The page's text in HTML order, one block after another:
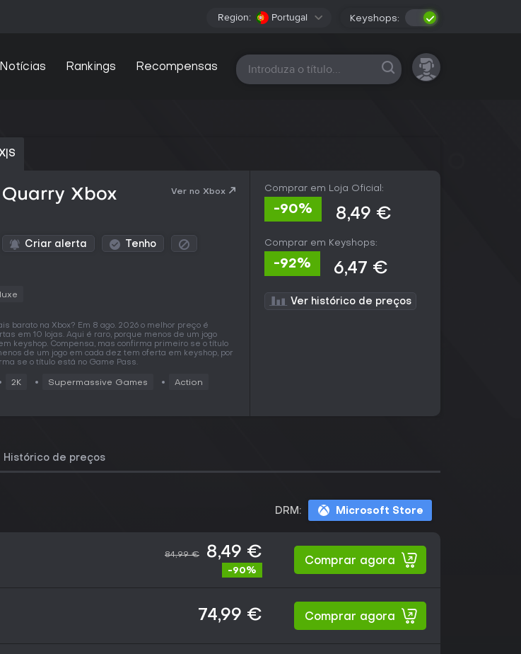
Region: Portugal Keyshops:
Notícias Rankings Recompensas Todas as plataformas
Xbox
Ver no Xbox
Criar alerta Tenho
barato na Xbox? Em 8 ago. 2026 o melhor preço é
em 10 lojas. Aqui é raro, porque menos de um jogo
keyshop. Compensa, mas confirma primeiro se o título
de um jogo em cada dez tem oferta em keyshop, por
se o título está no Game Pass.
2K Supermassive Games Action
Comprar em Loja Oficial:
-90% 8,49 €
Comprar em Keyshops:
-92% 6,47 €
Ver histórico de preços
Histórico de preços
DRM: Microsoft Store
84,99 € 8,49 €
-90%
Comprar agora
74,99 € Comprar agora